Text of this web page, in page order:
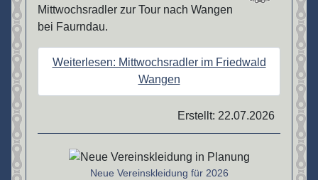
Mittwochsradler zur Tour nach Wangen
bei Faurndau.
Weiterlesen: Mittwochsradler im Friedwald
Wangen
Erstellt: 22.07.2026
Details
Neue Vereinskleidung für 2026